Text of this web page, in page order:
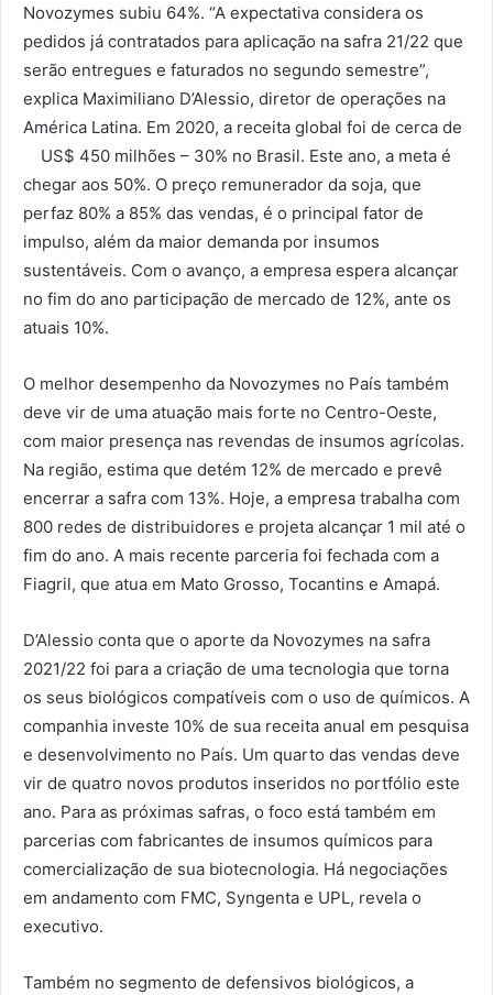
Novozymes subiu 64%. “A expectativa considera os
pedidos já contratados para aplicação na safra 21/22 que
serão entregues e faturados no segundo semestre”,
explica Maximiliano D’Alessio, diretor de operações na
América Latina. Em 2020, a receita global foi de cerca de
US$ 450 milhões – 30% no Brasil. Este ano, a meta é
chegar aos 50%. O preço remunerador da soja, que
perfaz 80% a 85% das vendas, é o principal fator de
impulso, além da maior demanda por insumos
sustentáveis. Com o avanço, a empresa espera alcançar
no fim do ano participação de mercado de 12%, ante os
atuais 10%.
O melhor desempenho da Novozymes no País também
deve vir de uma atuação mais forte no Centro-Oeste,
com maior presença nas revendas de insumos agrícolas.
Na região, estima que detém 12% de mercado e prevê
encerrar a safra com 13%. Hoje, a empresa trabalha com
800 redes de distribuidores e projeta alcançar 1 mil até o
fim do ano. A mais recente parceria foi fechada com a
Fiagril, que atua em Mato Grosso, Tocantins e Amapá.
D’Alessio conta que o aporte da Novozymes na safra
2021/22 foi para a criação de uma tecnologia que torna
os seus biológicos compatíveis com o uso de químicos. A
companhia investe 10% de sua receita anual em pesquisa
e desenvolvimento no País. Um quarto das vendas deve
vir de quatro novos produtos inseridos no portfólio este
ano. Para as próximas safras, o foco está também em
parcerias com fabricantes de insumos químicos para
comercialização de sua biotecnologia. Há negociações
em andamento com FMC, Syngenta e UPL, revela o
executivo.
Também no segmento de defensivos biológicos, a